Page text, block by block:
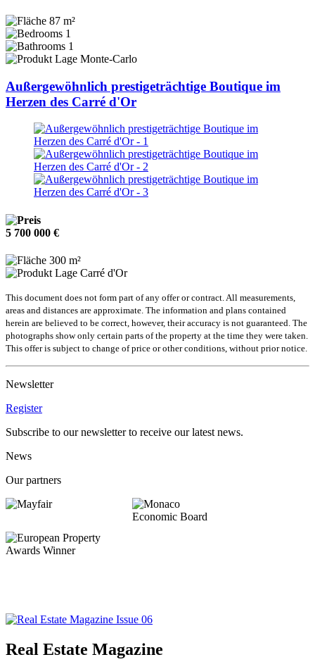
87 m²
1
1
Monte-Carlo
Außergewöhnlich prestigeträchtige Boutique im
Herzen des Carré d'Or
5 700 000 €
300 m²
Carré d'Or
This document does not form part of any offer or contract. All measurements,
areas and distances are approximate. The information and plans contained
herein are believed to be correct, however, their accuracy is not guaranteed. The
photographs show only certain parts of the property at the time they were taken.
This offer is subject to change of price or other conditions, without prior notice.
Newsletter
Register
Subscribe to our newsletter to receive our latest news.
News
Our partners
Real Estate Magazine